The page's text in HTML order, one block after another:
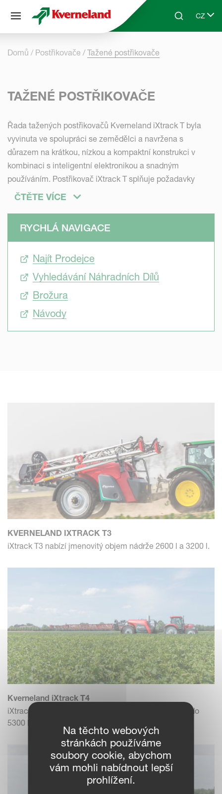
Skip to main contentSearchCZ
Select
Domů Postřikovače Tažené postřikovače
TAŽENÉ POSTŘIKOVAČE
Řada tažených postřikovačů Kverneland iXtrack T byla
vyvinuta ve spolupráci se zemědělci a navržena s
důrazem na krátkou, nízkou a kompaktní konstrukci v
kombinaci s inteligentní elektronikou a snadným
používáním. Postřikovač iXtrack T splňuje požadavky
zemědělců, kteří postřikují dnes i zítra, díky své kompaktní
ČTĚTE VÍCE
RYCHLÁ NAVIGACE
Najít Prodejce
Vyhledávání Náhradních Dílů
Brožura
Návody
KVERNELAND IXTRACK T3
iXtrack T3 nabízí jmenovitý objem nádrže 2600 l a 3200 l.
Kverneland iXtrack T4
iXtrack T4 nabízí jmenovitý objem nádrže od 3800 l do
5300 l.
Panel pro správu cookies
Na těchto webových
stránkách používáme
soubory cookie, abychom
vám mohli nabídnout lepší
prohlížení.